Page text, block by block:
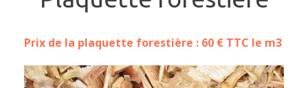
Prix de la plaquette forestière : 60 € TTC le m3